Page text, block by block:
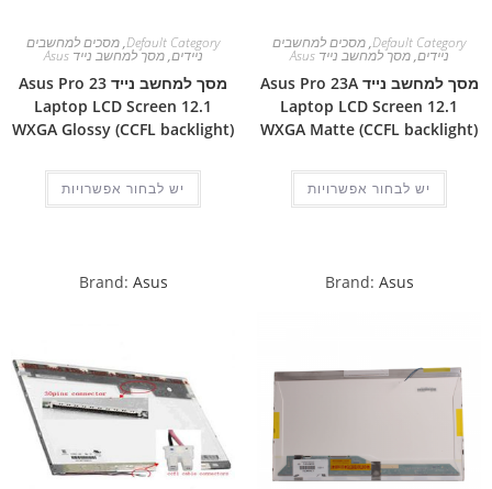
Default Category
,מסכים למחשבים
ניידים,מסך למחשב נייד Asus
מסך למחשב נייד Asus Pro 23A
Laptop LCD Screen 12.1
WXGA Matte (CCFL backlight)
יש לבחור אפשרויות
Default Category
,מסכים למחשבים
ניידים,מסך למחשב נייד Asus
מסך למחשב נייד Asus Pro 23
Laptop LCD Screen 12.1
WXGA Glossy (CCFL backlight)
יש לבחור אפשרויות
Brand: Asus
Brand: Asus